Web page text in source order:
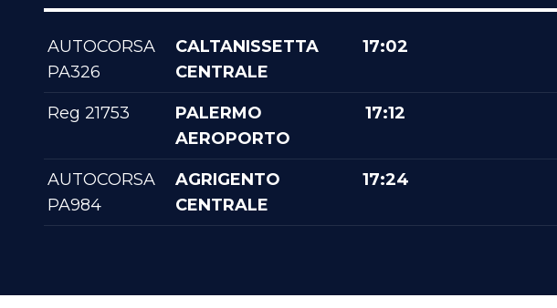
AUTOCORSA
PA326
CALTANISSETTA
CENTRALE
17:02
Reg 21753
PALERMO
AEROPORTO
17:12
AUTOCORSA
PA984
AGRIGENTO
CENTRALE
17:24